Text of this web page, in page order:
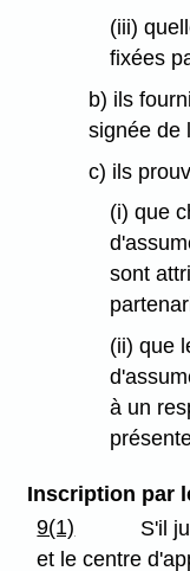
(iii)
fixées
b) ils
signée de
c) ils
(i) que
sont
(ii) que
à un
Inscription par
9(1)
S'il
et le centre